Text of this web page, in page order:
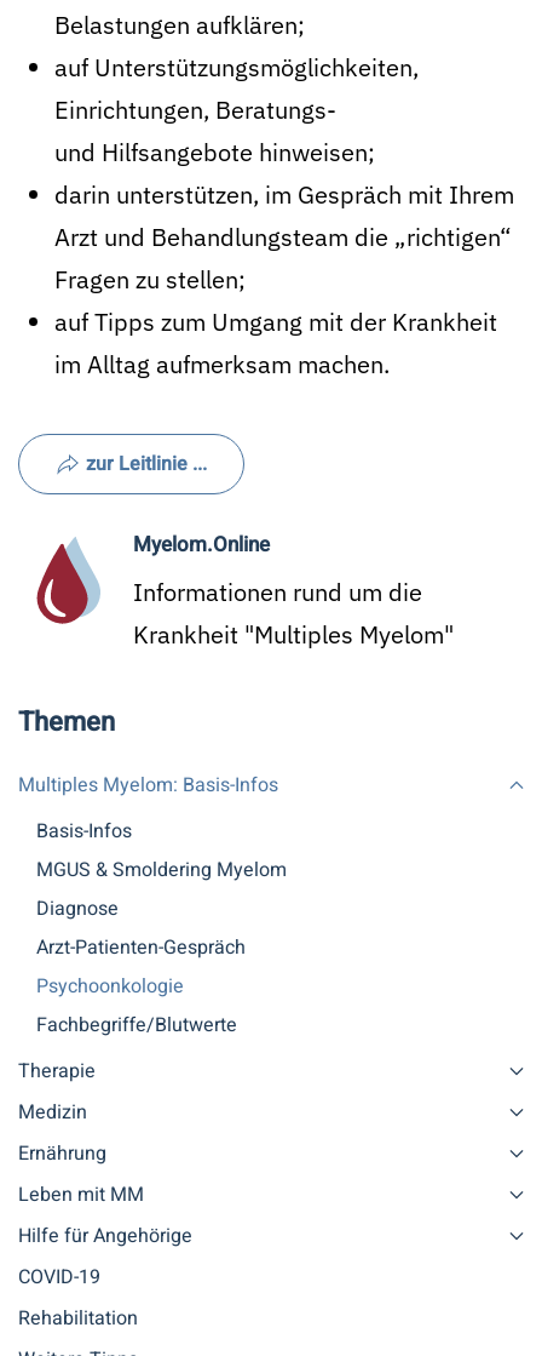
Belastungen aufklären;
auf Unterstützungsmöglichkeiten,
Einrichtungen, Beratungs-
und Hilfsangebote hinweisen;
darin unterstützen, im Gespräch mit Ihrem
Arzt und Behandlungsteam die „richtigen“
Fragen zu stellen;
auf Tipps zum Umgang mit der Krankheit
im Alltag aufmerksam machen.
zur Leitlinie ...
Myelom.Online
Informationen rund um die
Krankheit "Multiples Myelom"
Themen
Multiples Myelom: Basis-Infos
Basis-Infos
MGUS & Smoldering Myelom
Diagnose
Arzt-Patienten-Gespräch
Psychoonkologie
Fachbegriffe/Blutwerte
Therapie
Medizin
Ernährung
Leben mit MM
Hilfe für Angehörige
COVID-19
Rehabilitation